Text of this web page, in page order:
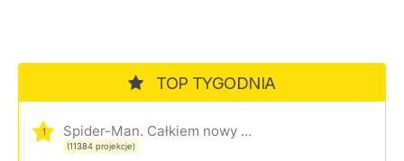
TOP TYGODNIA
1 Spider-Man. Całkiem nowy dzień
(11384 projekcje)